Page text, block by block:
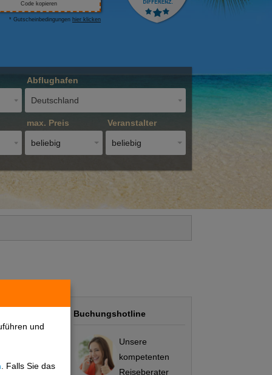
und
. Falls Sie das
Code kopieren
* Gutscheinbedingungen hier klicken
Abflughafen
Deutschland
max. Preis
beliebig
Veranstalter
beliebig
Buchungshotline
Unsere
kompetenten
Reiseberater
Preis/Leistung